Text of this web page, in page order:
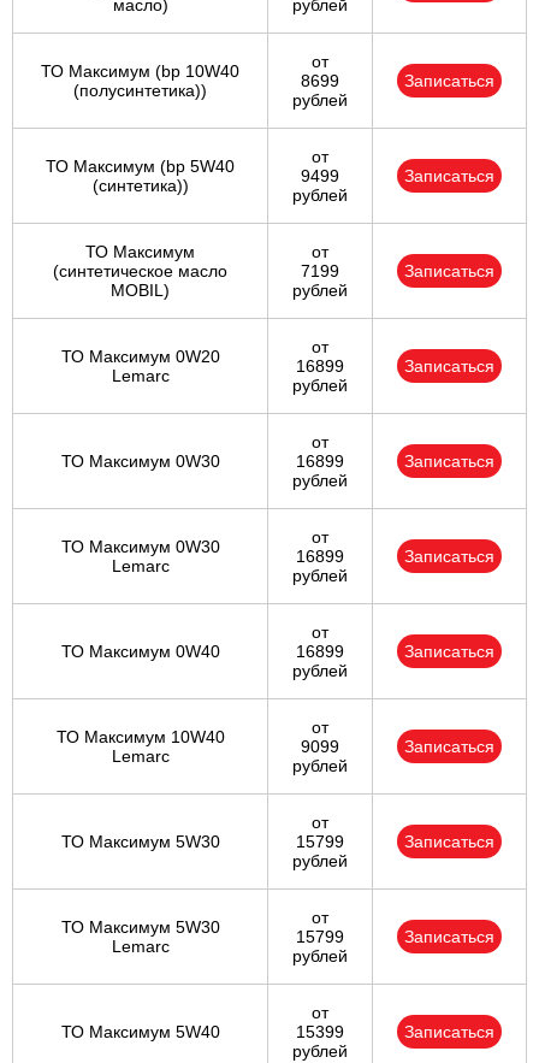
масло)
рублей
ТО Максимум (bp 10W40
(полусинтетика))
от
8699
рублей
Записаться
ТО Максимум (bp 5W40
(синтетика))
от
9499
рублей
Записаться
ТО Максимум
(cинтетическое масло
MOBIL)
от
7199
рублей
Записаться
ТО Максимум 0W20
Lemarc
от
16899
рублей
Записаться
ТО Максимум 0W30
от
16899
рублей
Записаться
ТО Максимум 0W30
Lemarc
от
16899
рублей
Записаться
ТО Максимум 0W40
от
16899
рублей
Записаться
ТО Максимум 10W40
Lemarc
от
9099
рублей
Записаться
ТО Максимум 5W30
от
15799
рублей
Записаться
ТО Максимум 5W30
Lemarc
от
15799
рублей
Записаться
ТО Максимум 5W40
от
15399
рублей
Записаться